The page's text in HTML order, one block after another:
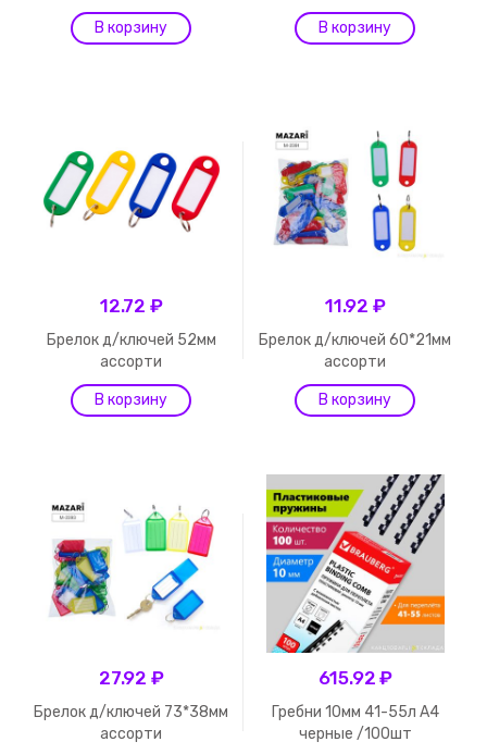
12.72 ₽
Брелок д/ключей 52мм
ассорти
11.92 ₽
Брелок д/ключей 60*21мм
ассорти
27.92 ₽
Брелок д/ключей 73*38мм
ассорти
615.92 ₽
Гребни 10мм 41-55л А4
черные /100шт